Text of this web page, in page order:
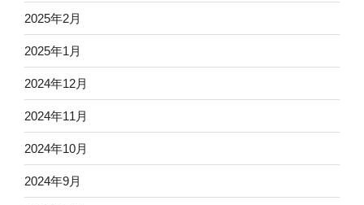
2025年2月
2025年1月
2024年12月
2024年11月
2024年10月
2024年9月